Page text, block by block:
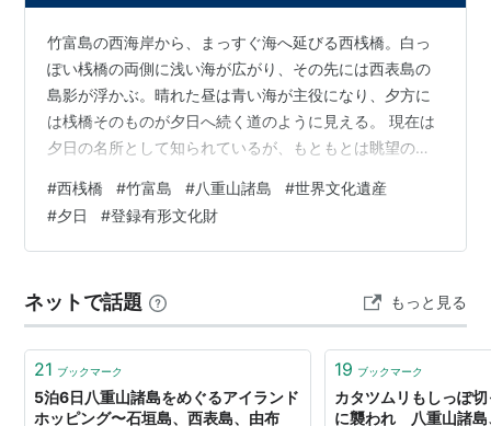
竹富島の西海岸から、まっすぐ海へ延びる西桟橋。白っ
ぽい桟橋の両側に浅い海が広がり、その先には西表島の
島影が浮かぶ。晴れた昼は青い海が主役になり、夕方に
は桟橋そのものが夕日へ続く道のように見える。 現在は
夕日の名所として知られているが、もともとは眺望のた
西表島の水田へ通う人々が、船の乗り降りや荷揚げに使
った生活の桟橋だった。 この記事では、西桟橋で何を楽
しめるのかを、海へ延びる造形、昼と夕方の光、潮位で
係から詳しく紹介する。 この記事の要点 西桟橋は全長約
105メートル、幅約4.4メートルの国登録…
#西桟橋 #竹富島 #八重山諸島 #世界文化遺産
#夕日 #登録有形文化財
ネットで話題 もっと見る
21 ブックマーク
5泊6日八重山諸島をめぐるアイランド
ホッピング〜石垣島、西表島、由布
19 ブックマーク
カタツムリもしっぽ
に襲われ 八重山諸島